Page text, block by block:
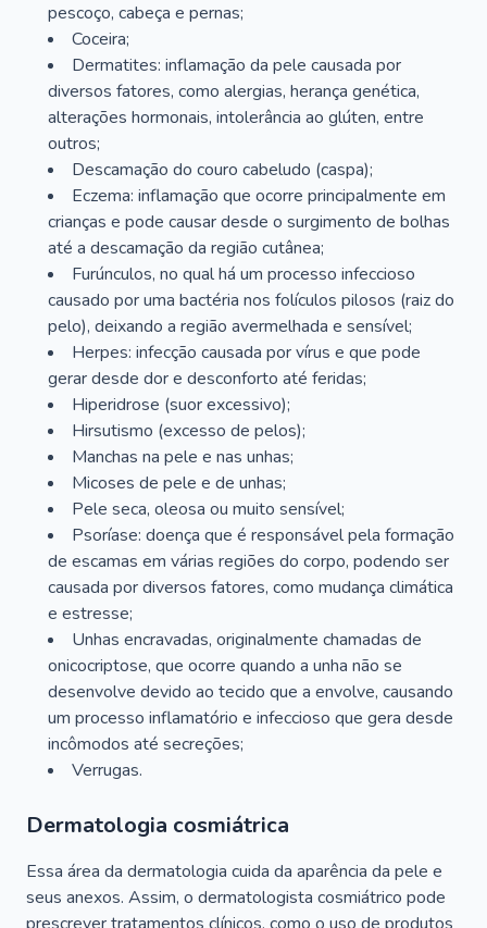
pescoço, cabeça e pernas;
Coceira;
Dermatites: inflamação da pele causada por
diversos fatores, como alergias, herança genética,
alterações hormonais, intolerância ao glúten, entre
outros;
Descamação do couro cabeludo (caspa);
Eczema: inflamação que ocorre principalmente em
crianças e pode causar desde o surgimento de bolhas
até a descamação da região cutânea;
Furúnculos, no qual há um processo infeccioso
causado por uma bactéria nos folículos pilosos (raiz do
pelo), deixando a região avermelhada e sensível;
Herpes: infecção causada por vírus e que pode
gerar desde dor e desconforto até feridas;
Hiperidrose (suor excessivo);
Hirsutismo (excesso de pelos);
Manchas na pele e nas unhas;
Micoses de pele e de unhas;
Pele seca, oleosa ou muito sensível;
Psoríase: doença que é responsável pela formação
de escamas em várias regiões do corpo, podendo ser
causada por diversos fatores, como mudança climática
e estresse;
Unhas encravadas, originalmente chamadas de
onicocriptose, que ocorre quando a unha não se
desenvolve devido ao tecido que a envolve, causando
um processo inflamatório e infeccioso que gera desde
incômodos até secreções;
Verrugas.
Dermatologia cosmiátrica
Essa área da dermatologia cuida da aparência da pele e
seus anexos. Assim, o dermatologista cosmiátrico pode